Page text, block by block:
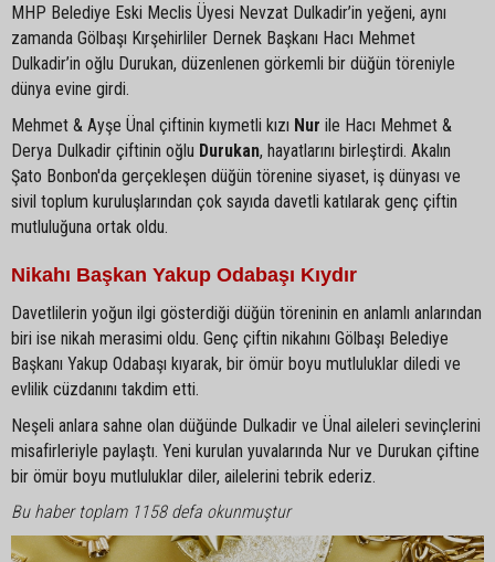
MHP Belediye Eski Meclis Üyesi Nevzat Dulkadir’in yeğeni, aynı
zamanda Gölbaşı Kırşehirliler Dernek Başkanı Hacı Mehmet
Dulkadir’in oğlu Durukan, düzenlenen görkemli bir düğün töreniyle
dünya evine girdi.
Mehmet & Ayşe Ünal çiftinin kıymetli kızı Nur ile Hacı Mehmet &
Derya Dulkadir çiftinin oğlu Durukan, hayatlarını birleştirdi. Akalın
Şato Bonbon'da gerçekleşen düğün törenine siyaset, iş dünyası ve
sivil toplum kuruluşlarından çok sayıda davetli katılarak genç çiftin
mutluluğuna ortak oldu.
Nikahı Başkan Yakup Odabaşı Kıydır
Davetlilerin yoğun ilgi gösterdiği düğün töreninin en anlamlı anlarından
biri ise nikah merasimi oldu. Genç çiftin nikahını Gölbaşı Belediye
Başkanı Yakup Odabaşı kıyarak, bir ömür boyu mutluluklar diledi ve
evlilik cüzdanını takdim etti.
Neşeli anlara sahne olan düğünde Dulkadir ve Ünal aileleri sevinçlerini
misafirleriyle paylaştı. Yeni kurulan yuvalarında Nur ve Durukan çiftine
bir ömür boyu mutluluklar diler, ailelerini tebrik ederiz.
Bu haber toplam 1158 defa okunmuştur